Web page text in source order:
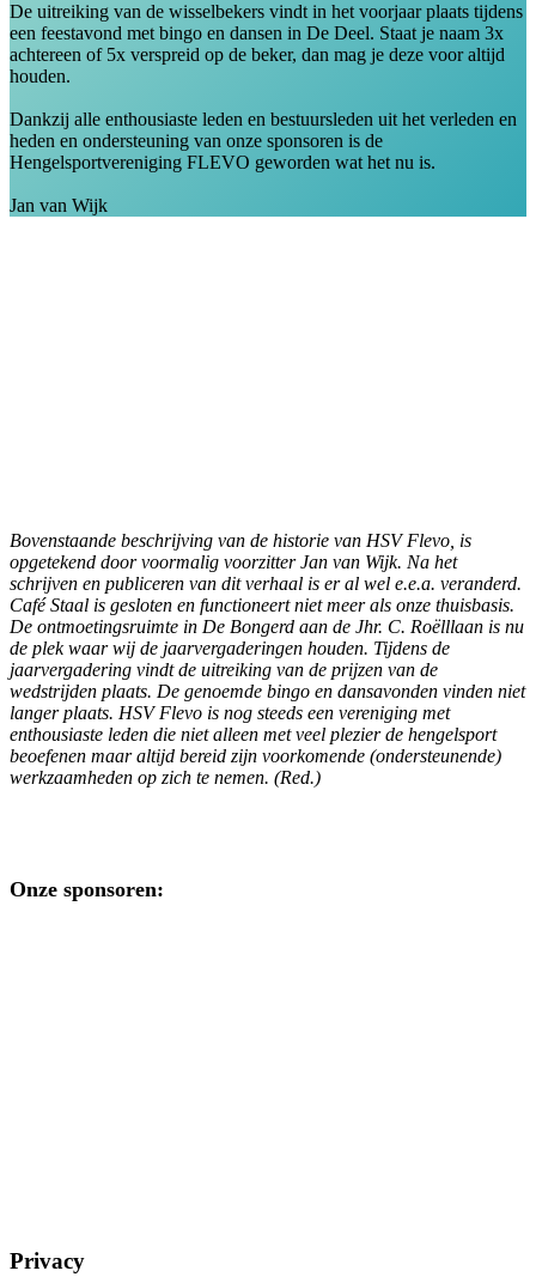
De uitreiking van de wisselbekers vindt in het voorjaar plaats tijdens
een feestavond met bingo en dansen in De Deel. Staat je naam 3x
achtereen of 5x verspreid op de beker, dan mag je deze voor altijd
houden.
Dankzij alle enthousiaste leden en bestuursleden uit het verleden en
heden en ondersteuning van onze sponsoren is de
Hengelsportvereniging FLEVO geworden wat het nu is.
Jan van Wijk
Bovenstaande beschrijving van de historie van HSV Flevo, is
opgetekend door voormalig voorzitter Jan van Wijk. Na het
schrijven en publiceren van dit verhaal is er al wel e.e.a. veranderd.
Café Staal is gesloten en functioneert niet meer als onze thuisbasis.
De ontmoetingsruimte in De Bongerd aan de Jhr. C. Roëlllaan is nu
de plek waar wij de jaarvergaderingen houden. Tijdens de
jaarvergadering vindt de uitreiking van de prijzen van de
wedstrijden plaats. De genoemde bingo en dansavonden vinden niet
langer plaats. HSV Flevo is nog steeds een vereniging met
enthousiaste leden die niet alleen met veel plezier de hengelsport
beoefenen maar altijd bereid zijn voorkomende (ondersteunende)
werkzaamheden op zich te nemen. (Red.)
Onze sponsoren:
Privacy